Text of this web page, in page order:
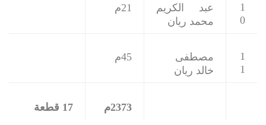
1
0
عبد الكريم
محمد ريان
21م
1
1
مصطفى
خالد ريان
45م
2373م 17 قطعة